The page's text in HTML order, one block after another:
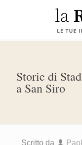
Storie di
a San Siro
Scritto da